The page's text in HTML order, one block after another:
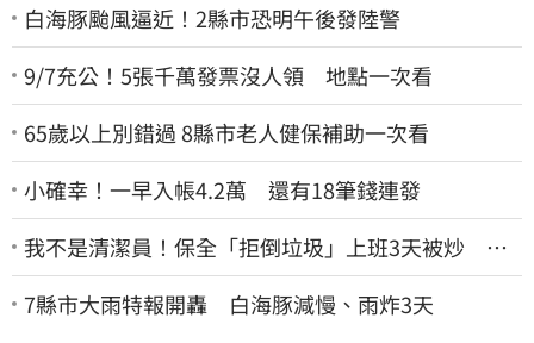
白海豚颱風逼近！2縣市恐明午後發陸警
9/7充公！5張千萬發票沒人領 地點一次看
65歲以上別錯過 8縣市老人健保補助一次看
小確幸！一早入帳4.2萬 還有18筆錢連發
我不是清潔員！保全「拒倒垃圾」上班3天被炒 找
法院討公道結果出爐
7縣市大雨特報開轟 白海豚減慢、雨炸3天